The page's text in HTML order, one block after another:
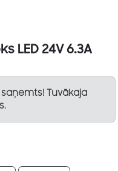
LED 24V 6.3A
Tuvākaja